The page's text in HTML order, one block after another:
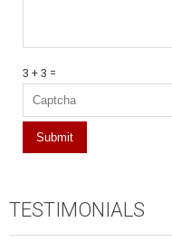
3 + 3 =
TESTIMONIALS